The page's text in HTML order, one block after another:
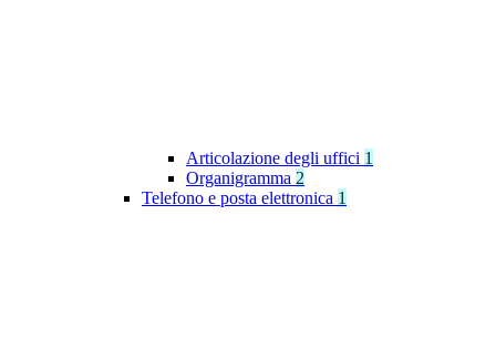
Articolazione degli uffici 1
Organigramma 2
Telefono e posta elettronica 1